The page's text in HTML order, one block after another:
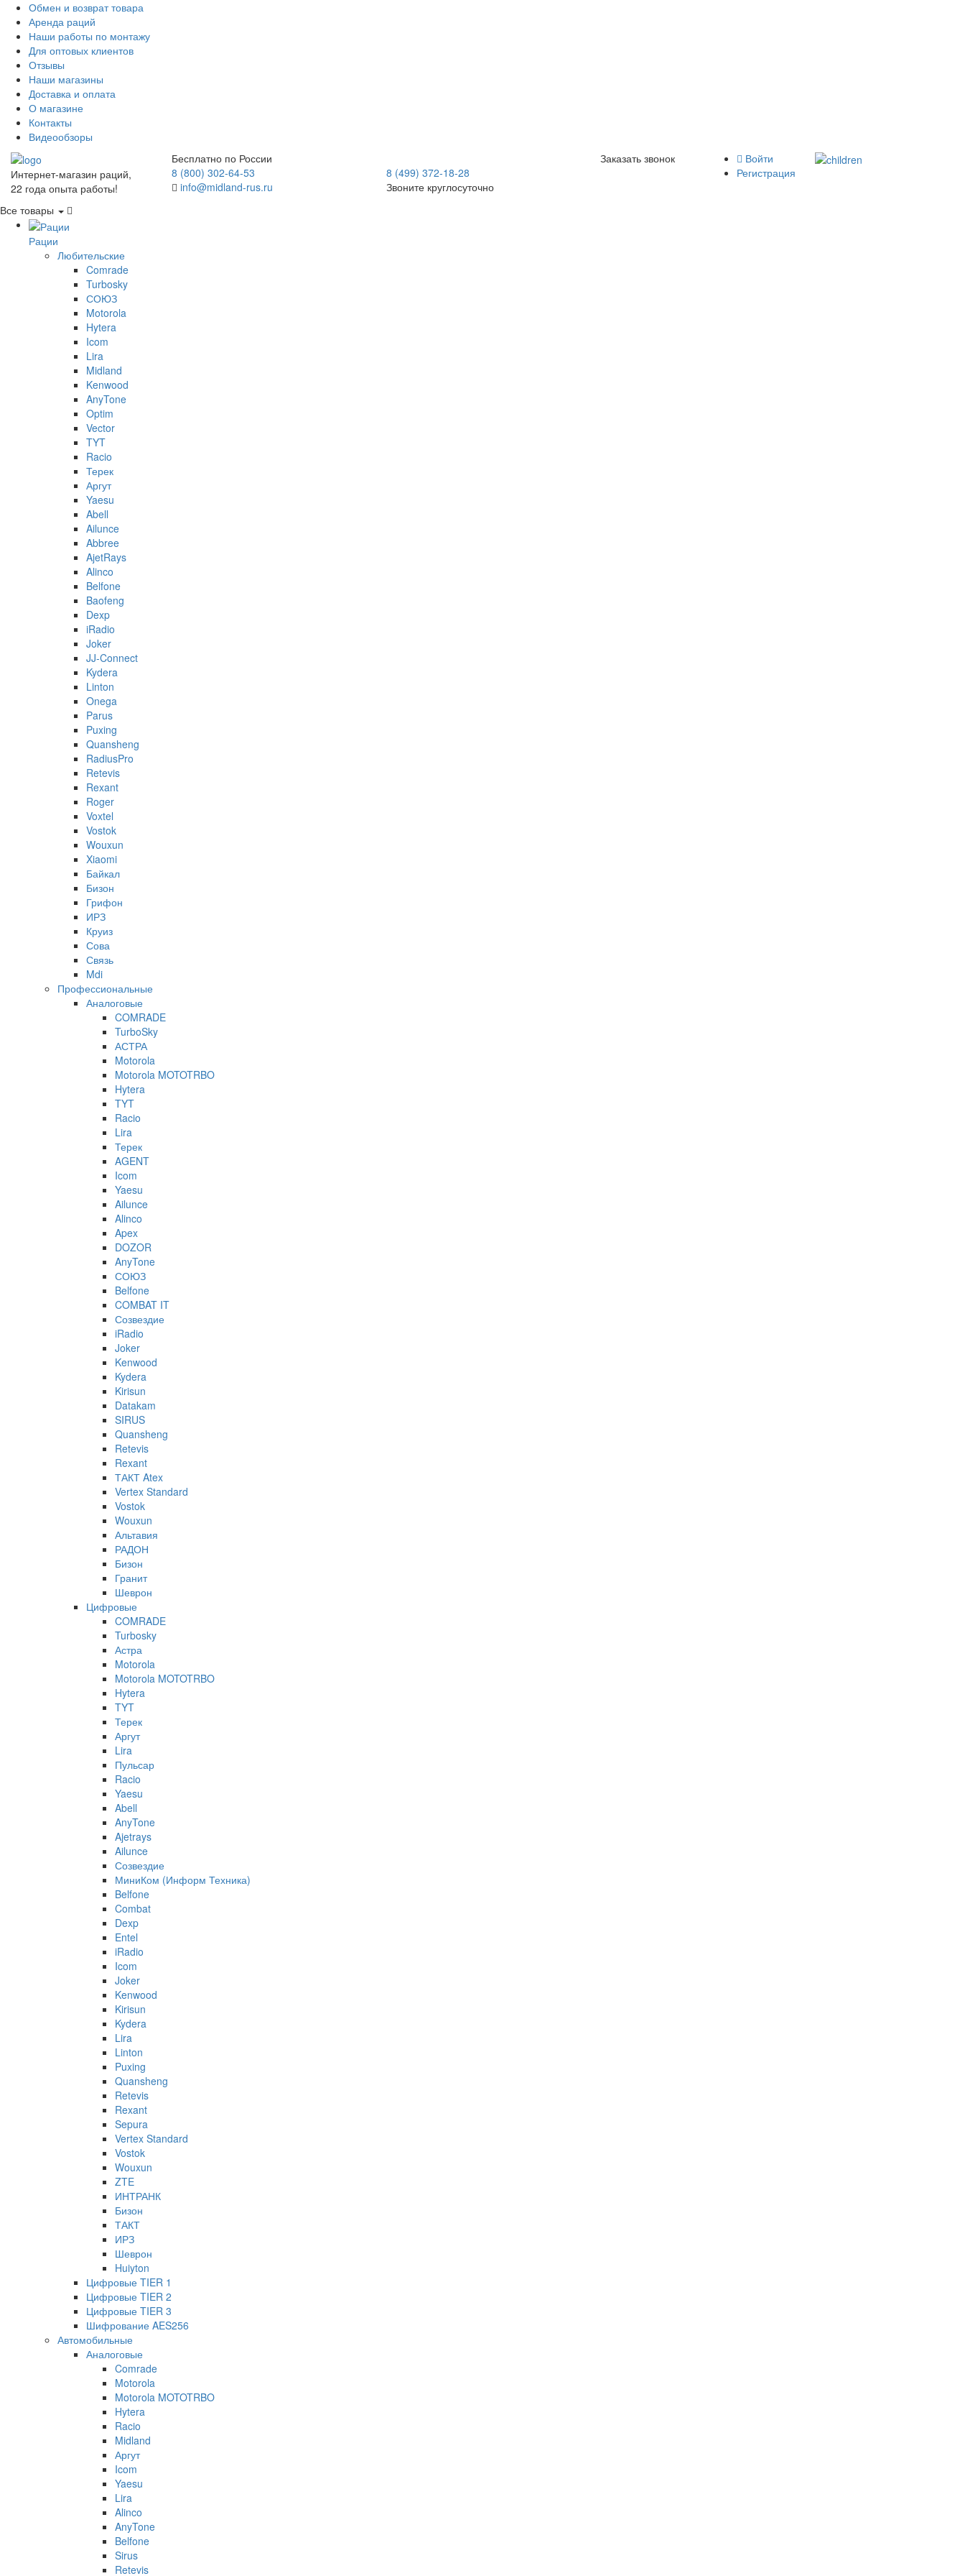
Обмен и возврат товара
Аренда раций
Наши работы по монтажу
Для оптовых клиентов
Отзывы
Наши магазины
Доставка и оплата
О магазине
Контакты
Видеообзоры
Интернет-магазин раций,
22 года опыта работы!
Бесплатно по России
8 (800) 302-64-53
info@midland-rus.ru
8 (499) 372-18-28
Звоните круглосуточно
Заказать звонок
Войти
Регистрация
Все товары
Рации
Любительские
Comrade
Turbosky
СОЮЗ
Motorola
Hytera
Icom
Lira
Midland
Kenwood
AnyTone
Optim
Vector
TYT
Racio
Терек
Аргут
Yaesu
Abell
Ailunce
Abbree
AjetRays
Alinco
Belfone
Baofeng
Dexp
iRadio
Joker
JJ-Connect
Kydera
Linton
Onega
Parus
Puxing
Quansheng
RadiusPro
Retevis
Rexant
Roger
Voxtel
Vostok
Wouxun
Xiaomi
Байкал
Бизон
Грифон
ИРЗ
Круиз
Сова
Связь
Mdi
Профессиональные
Аналоговые
COMRADE
TurboSky
АСТРА
Motorola
Motorola MOTOTRBO
Hytera
TYT
Racio
Lira
Терек
AGENT
Icom
Yaesu
Ailunce
Alinco
Apex
DOZOR
AnyTone
СОЮЗ
Belfone
COMBAT IT
Созвездие
iRadio
Joker
Kenwood
Kydera
Kirisun
Datakam
SIRUS
Quansheng
Retevis
Rexant
ТАКТ Atex
Vertex Standard
Vostok
Wouxun
Альтавия
РАДОН
Бизон
Гранит
Шеврон
Цифровые
COMRADE
Turbosky
Астра
Motorola
Motorola MOTOTRBO
Hytera
TYT
Терек
Аргут
Lira
Пульсар
Racio
Yaesu
Abell
AnyTone
Ajetrays
Ailunce
Созвездие
МиниКом (Информ Техника)
Belfone
Combat
Dexp
Entel
iRadio
Icom
Joker
Kenwood
Kirisun
Kydera
Lira
Linton
Puxing
Quansheng
Retevis
Rexant
Sepura
Vertex Standard
Vostok
Wouxun
ZTE
ИНТРАНК
Бизон
ТАКТ
ИРЗ
Шеврон
Huiyton
Цифровые TIER 1
Цифровые TIER 2
Цифровые TIER 3
Шифрование AES256
Автомобильные
Аналоговые
Comrade
Motorola
Motorola MOTOTRBO
Hytera
Racio
Midland
Аргут
Icom
Yaesu
Lira
Alinco
AnyTone
Belfone
Sirus
Retevis